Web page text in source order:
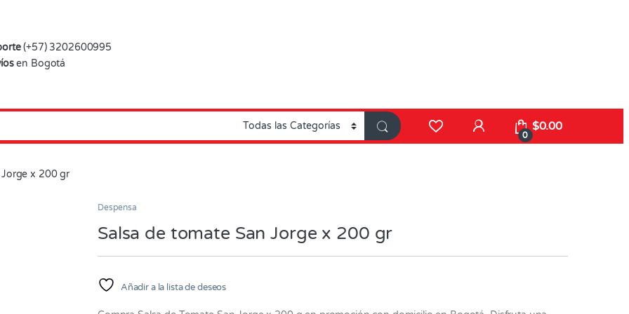
(+57) 3202600995
en Bogotá
0
$0.00
x 200 gr
Despensa
Salsa de tomate San Jorge x 200 gr
Añadir a la lista de deseos